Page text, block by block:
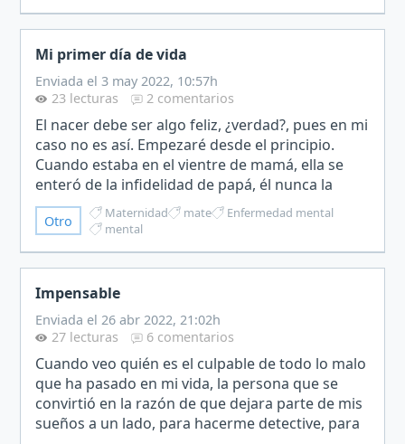
Mi primer día de vida
Enviada el 3 may 2022, 10:57h
23 lecturas
2 comentarios
El nacer debe ser algo feliz, ¿verdad?, pues en mi
caso no es así. Empezaré desde el principio.
Cuando estaba en el vientre de mamá, ella se
enteró de la infidelidad de papá, él nunca la
había querido, se había casado con ella porque
había qu…
Otro Maternidad mate
Enfermedad mental
mental
Impensable
Enviada el 26 abr 2022, 21:02h
27 lecturas
6 comentarios
Cuando veo quién es el culpable de todo lo malo
que ha pasado en mi vida, la persona que se
convirtió en la razón de que dejara parte de mis
sueños a un lado, para hacerme detective, para